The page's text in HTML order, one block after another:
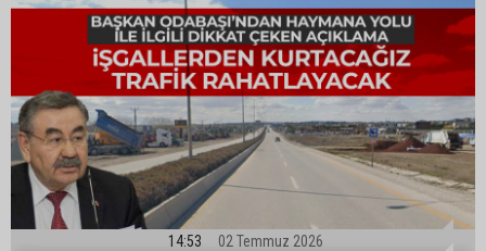
14:53 02 Temmuz 2026